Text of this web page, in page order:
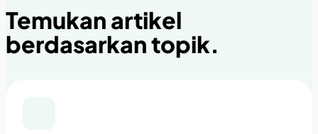
Temukan artikel
berdasarkan topik.